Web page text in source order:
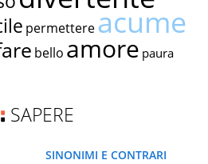
permettereacume
bello amore paura
SAPERE
SINONIMI E CONTRARI